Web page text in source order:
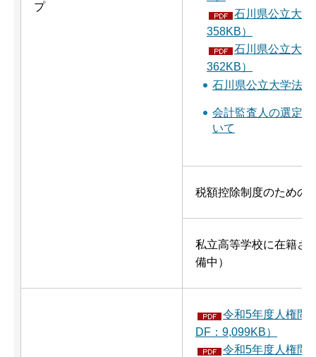
プ
石川県公立大
358KB）
石川県公立大
362KB）
石川県公立大学法
会計監査人の選定
いて
税額控除制度のための
私立高等学校に在籍さ
備中）
令和5年度人権問
DF：9,099KB）
令和5年度人権問